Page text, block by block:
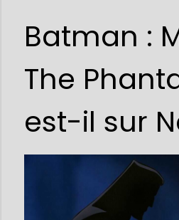
Batman :
The
est-il sur